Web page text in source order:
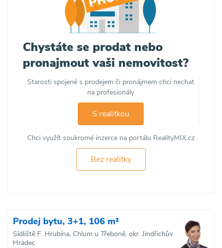
Chystáte se prodat nebo
pronajmout vaši nemovitost?
Starosti spojené s prodejem či pronájmem chci nechat
na profesionály
S realitkou
Chci využít soukromé inzerce na portálu RealityMIX.cz
Bez realitky
Prodej bytu, 3+1, 106 m²
Sídliště F. Hrubína, Chlum u Třeboně, okr. Jindřichův
Hradec